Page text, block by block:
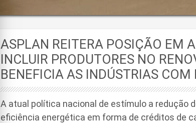
ASPLAN REITERA POSIÇÃO EM
INCLUIR PRODUTORES NO
BENEFICIA AS INDÚSTRIAS COM
A atual política nacional de estímulo a redução
eficiência energética em forma de créditos de